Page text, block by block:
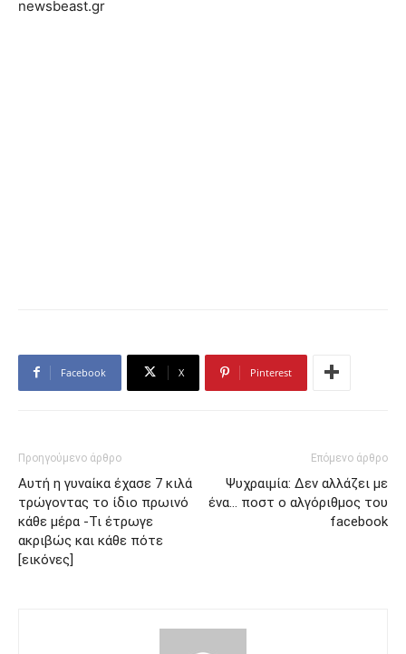
newsbeast.gr
Facebook X Pinterest
Προηγούμενο άρθρο
Αυτή η γυναίκα έχασε 7 κιλά
τρώγοντας το ίδιο πρωινό
κάθε μέρα -Τι έτρωγε
ακριβώς και κάθε πότε
[εικόνες]
Επόμενο άρθρο
Ψυχραιμία: Δεν αλλάζει με
ένα… ποστ ο αλγόριθμος του
facebook